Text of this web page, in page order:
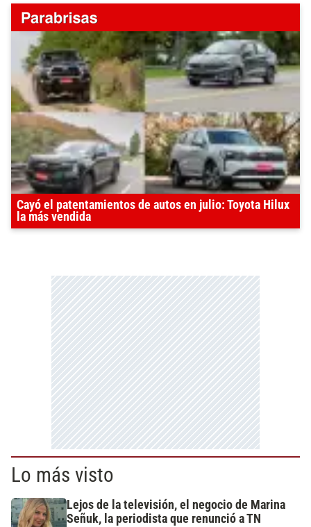
Cayó el patentamientos de autos en julio: Toyota Hilux
la más vendida
Lo más visto
Lejos de la televisión, el negocio de Marina
Señuk, la periodista que renunció a TN